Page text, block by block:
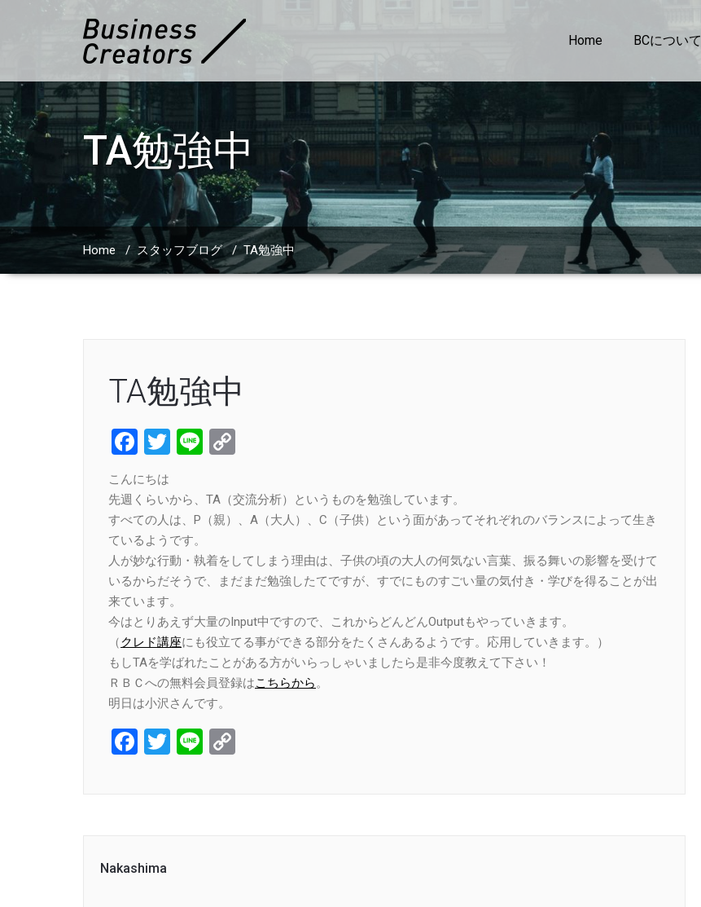
Home BCについて
TA勉強中
Home / スタッフブログ/TA勉強中
TA勉強中
Facebook
Twitter
Line
こんにちは
先週くらいから、TA（交流分析）というものを勉強しています。
すべての人は、P（親）、A（大人）、C（子供）という面があってそれぞれのバランスによって生き
ているようです。
人が妙な行動・執着をしてしまう理由は、子供の頃の大人の何気ない言葉、振る舞いの影響を受けて
いるからだそうで、まだまだ勉強したてですが、すでにものすごい量の気付き・学びを得ることが出
来ています。
今はとりあえず大量のInput中ですので、これからどんどんOutputもやっていきます。
（クレド講座にも役立てる事ができる部分をたくさんあるようです。応用していきます。）
もしTAを学ばれたことがある方がいらっしゃいましたら是非今度教えて下さい！
ＲＢＣへの無料会員登録はこちらから。
明日は小沢さんです。
Facebook
Twitter
Line
Nakashima